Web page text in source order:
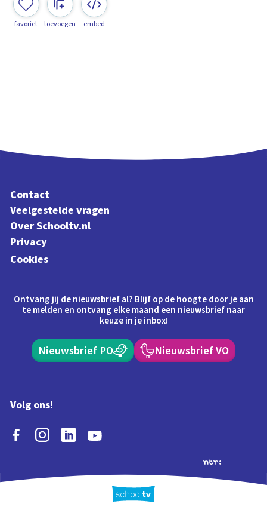
favoriet toevoegen embed
Contact
Veelgestelde vragen
Over Schooltv.nl
Privacy
Cookies
Ontvang jij de nieuwsbrief al? Blijf op de hoogte door je aan
te melden en ontvang elke maand een nieuwsbrief naar
keuze in je inbox!
Nieuwsbrief PO Nieuwsbrief VO
Volg ons!